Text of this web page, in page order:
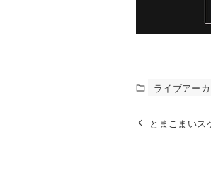
ライブアー
とまこまいス